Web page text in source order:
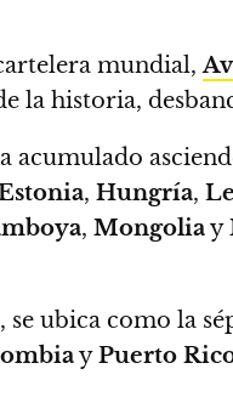
mundial,
la historia,
acumulado
, Hungría,
, Mongoliay
, se ubica como la
yPuerto